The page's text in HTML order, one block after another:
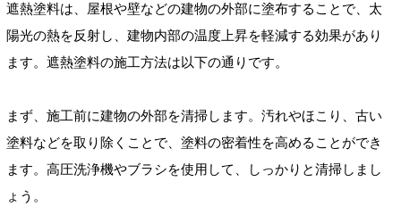
遮熱塗料は、屋根や壁などの建物の外部に塗布することで、太
陽光の熱を反射し、建物内部の温度上昇を軽減する効果があり
ます。遮熱塗料の施工方法は以下の通りです。
まず、施工前に建物の外部を清掃します。汚れやほこり、古い
塗料などを取り除くことで、塗料の密着性を高めることができ
ます。高圧洗浄機やブラシを使用して、しっかりと清掃しまし
ょう。